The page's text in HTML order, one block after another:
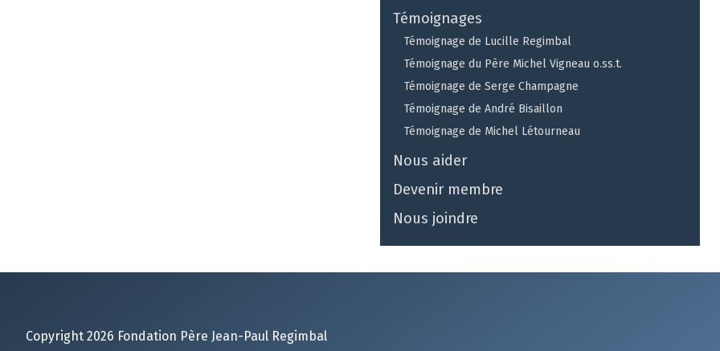
Témoignages
Témoignage de Lucille Regimbal
Témoignage du Père Michel Vigneau o.ss.t.
Témoignage de Serge Champagne
Témoignage de André Bisaillon
Témoignage de Michel Létourneau
Nous aider
Devenir membre
Nous joindre
Copyright 2026 Fondation Père Jean-Paul Regimbal